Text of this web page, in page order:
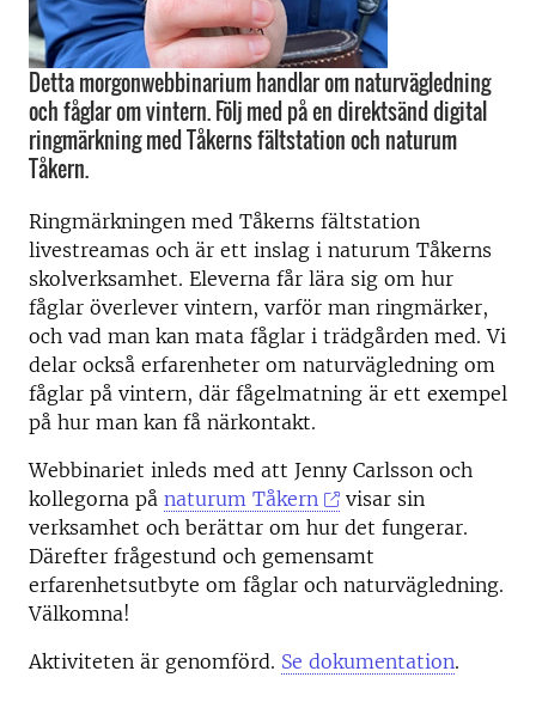
Detta morgonwebbinarium handlar om naturvägledning
och fåglar om vintern. Följ med på en direktsänd digital
ringmärkning med Tåkerns fältstation och naturum
Tåkern.
Ringmärkningen med Tåkerns fältstation
livestreamas och är ett inslag i naturum Tåkerns
skolverksamhet. Eleverna får lära sig om hur
fåglar överlever vintern, varför man ringmärker,
och vad man kan mata fåglar i trädgården med. Vi
delar också erfarenheter om naturvägledning om
fåglar på vintern, där fågelmatning är ett exempel
på hur man kan få närkontakt.
Webbinariet inleds med att Jenny Carlsson och
kollegorna på naturum Tåkern
visar sin
verksamhet och berättar om hur det fungerar.
Därefter frågestund och gemensamt
erfarenhetsutbyte om fåglar och naturvägledning.
Välkomna!
Aktiviteten är genomförd. Se dokumentation.